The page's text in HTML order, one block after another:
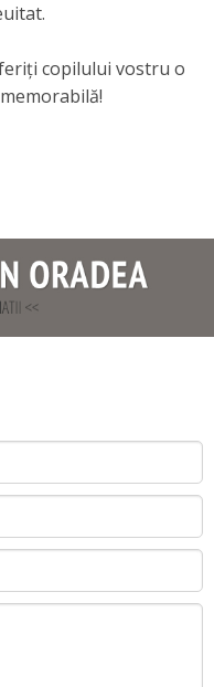
copilului vostru o